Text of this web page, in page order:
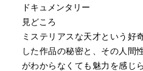
ドキュメンタリー
見どころ
ミステリアスな天才という好
した作品の秘密と、その人間
がわからなくても魅力を感じ